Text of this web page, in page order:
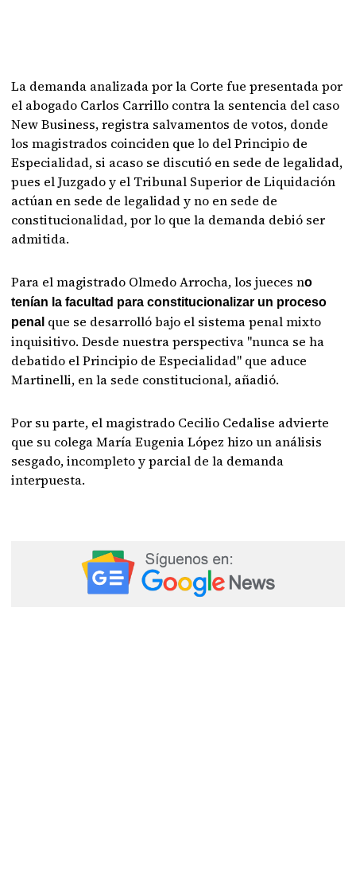
La demanda analizada por la Corte fue presentada por
el abogado Carlos Carrillo contra la sentencia del caso
New Business, registra salvamentos de votos, donde
los magistrados coinciden que lo del Principio de
Especialidad, si acaso se discutió en sede de legalidad,
pues el Juzgado y el Tribunal Superior de Liquidación
actúan en sede de legalidad y no en sede de
constitucionalidad, por lo que la demanda debió ser
admitida.
Para el magistrado Olmedo Arrocha, los jueces no
tenían la facultad para constitucionalizar un proceso
penal que se desarrolló bajo el sistema penal mixto
inquisitivo. Desde nuestra perspectiva "nunca se ha
debatido el Principio de Especialidad" que aduce
Martinelli, en la sede constitucional, añadió.
Por su parte, el magistrado Cecilio Cedalise advierte
que su colega María Eugenia López hizo un análisis
sesgado, incompleto y parcial de la demanda
interpuesta.